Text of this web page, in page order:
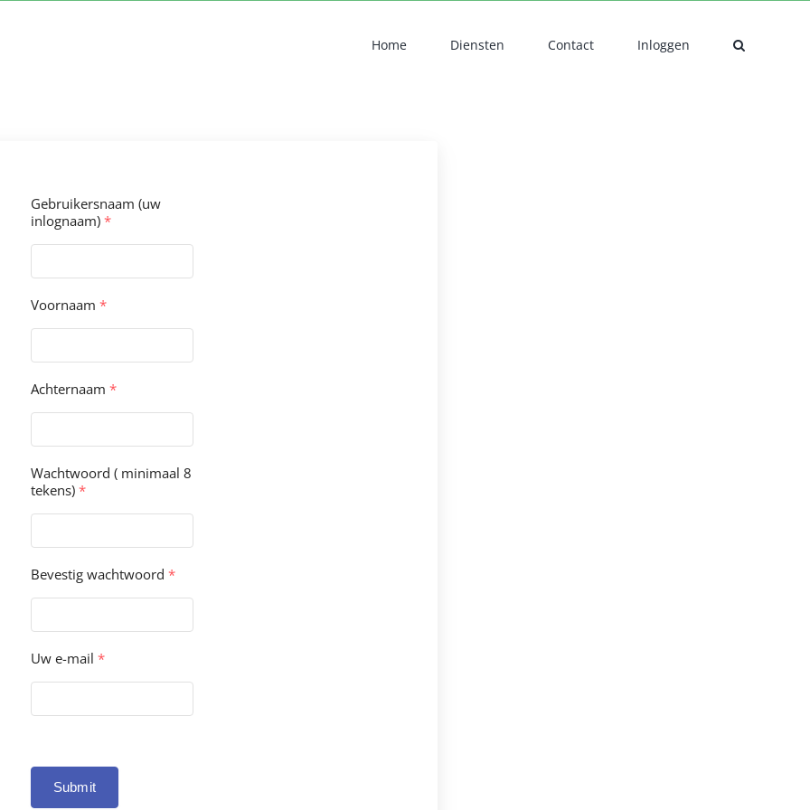
Home Diensten Contact Inloggen
Gebruikersnaam (uw
inlognaam) *
Voornaam *
Achternaam *
Wachtwoord ( minimaal 8
tekens) *
Bevestig wachtwoord *
Uw e-mail *
Submit